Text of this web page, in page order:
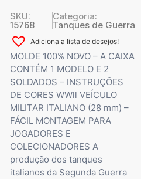
SKU:
15768
Categoria:
Tanques de Guerra
Adiciona a lista de desejos!
MOLDE 100% NOVO – A CAIXA
CONTÉM 1 MODELO E 2
SOLDADOS – INSTRUÇÕES
DE CORES WWll VEÍCULO
MILITAR ITALIANO (28 mm) –
FÁCIL MONTAGEM PARA
JOGADORES E
COLECIONADORES A
produção dos tanques
italianos da Segunda Guerra